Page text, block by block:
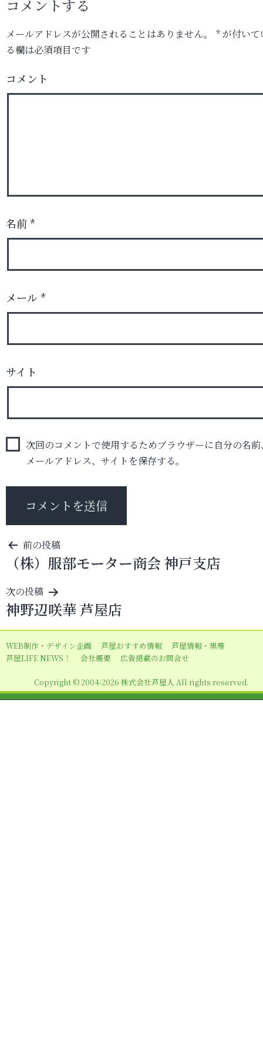
コメントする
メールアドレスが公開されることはありません。 *が付いて
る欄は必須項目です
コメント
名前 *
メール *
サイト
次回のコメントで使用するためブラウザーに自分の名前
メールアドレス、サイトを保存する。
投
稿
ナ
ビ
ゲ
ー
シ
ン
前の投稿
（株）服部モーター商会 神戸支店
次の投稿
神野辺咲華 芦屋店
WEB制作・デザイン企画 芦屋おすすめ情報
芦屋情報・黒帯
芦屋LIFE NEWS！
会社概要 広告掲載のお問合せ
Copyright © 2004-2026 株式会社芦屋人 All rights reserved.